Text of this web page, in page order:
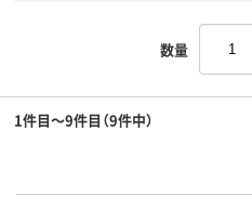
数量
1件目～9件目（9件中）